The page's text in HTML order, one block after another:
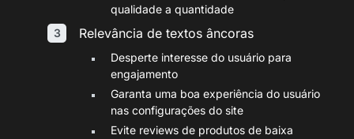
qualidade a quantidade
Relevância de textos âncoras
Desperte interesse do usuário para
engajamento
Garanta uma boa experiência do usuário
nas configurações do site
Evite reviews de produtos de baixa